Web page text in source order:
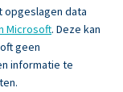
opgeslagen data
Microsoft. Deze kan
geen
informatie te